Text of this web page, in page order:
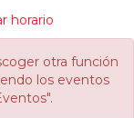
horario
otra función
los eventos